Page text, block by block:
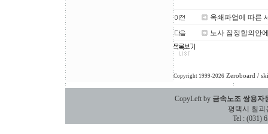
옥쇄파업에 따른
노사 잠정합의안
Copyright 1999-2026 Zeroboard /
CopyLeft by 금속노조 쌍용자
평택시 칠괴동
Tel : (031)